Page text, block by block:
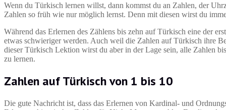
Wenn du Türkisch lernen willst, dann kommst du an Zahlen, der
Zahlen so früh wie nur möglich lernst. Denn mit diesen wirst du
Während das Erlernen des Zählens bis zehn auf Türkisch eine der
etwas schwieriger werden. Auch weil die Zahlen auf Türkisch ihre
dieser Türkisch Lektion wirst du aber in der Lage sein, alle Zahlen
zu lernen.
Zahlen auf Türkisch von 1 bis 10
Die gute Nachricht ist, dass das Erlernen von Kardinal- und